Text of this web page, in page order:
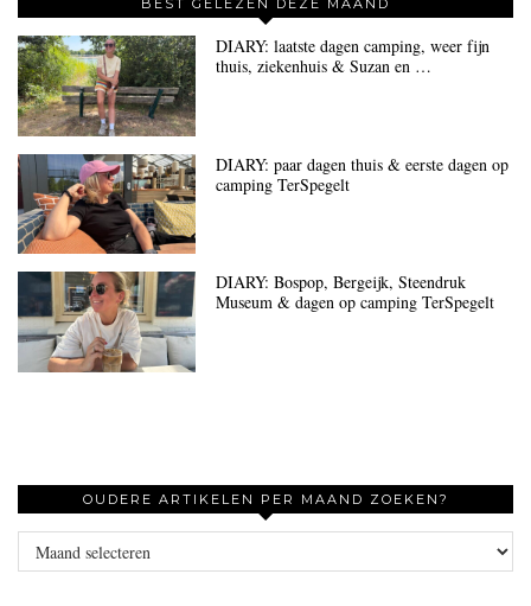
BEST GELEZEN DEZE MAAND
DIARY: laatste dagen camping, weer fijn
thuis, ziekenhuis & Suzan en …
DIARY: paar dagen thuis & eerste dagen op
camping TerSpegelt
DIARY: Bospop, Bergeijk, Steendruk
Museum & dagen op camping TerSpegelt
OUDERE ARTIKELEN PER MAAND ZOEKEN?
Oudere
artikelen